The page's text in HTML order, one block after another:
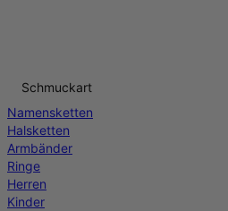
Schmuckart
Namensketten
Halsketten
Armbänder
Ringe
Herren
Kinder